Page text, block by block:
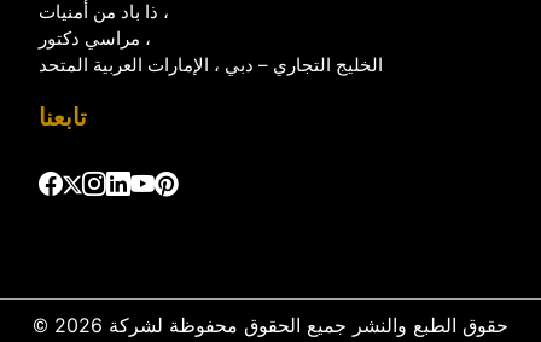
ذا باد من أمنيات ،
مراسي دكتور ،
الخليج التجاري – دبي ، الإمارات العربية المتحد
تابعنا
© 2026 حقوق الطبع والنشر جميع الحقوق محفوظة لشركة